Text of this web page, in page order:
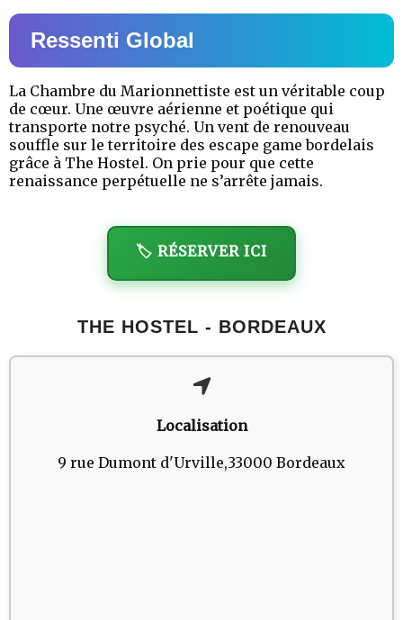
Ressenti Global
La Chambre du Marionnettiste est un véritable coup
de cœur. Une œuvre aérienne et poétique qui
transporte notre psyché. Un vent de renouveau
souffle sur le territoire des escape game bordelais
grâce à The Hostel. On prie pour que cette
renaissance perpétuelle ne s’arrête jamais.
🏷️ RÉSERVER ICI
THE HOSTEL - BORDEAUX
Localisation
9 rue Dumont d'Urville,33000 Bordeaux